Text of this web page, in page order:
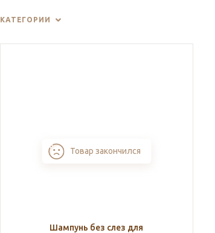
КАТЕГОРИИ
Товар закончился
Шампунь без слез для